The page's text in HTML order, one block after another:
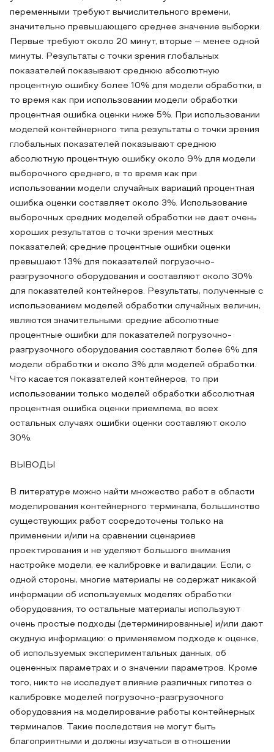
переменными требуют вычислительного времени,
значительно превышающего среднее значение выборки.
Первые требуют около 20 минут, вторые – менее одной
минуты. Результаты с точки зрения глобальных
показателей показывают среднюю абсолютную
процентную ошибку более 10% для модели обработки, в
то время как при использовании модели обработки
процентная ошибка оценки ниже 5%. При использовании
моделей контейнерного типа результаты с точки зрения
глобальных показателей показывают среднюю
абсолютную процентную ошибку около 9% для модели
выборочного среднего, в то время как при
использовании модели случайных вариаций процентная
ошибка оценки составляет около 3%. Использование
выборочных средних моделей обработки не дает очень
хороших результатов с точки зрения местных
показателей; средние процентные ошибки оценки
превышают 13% для показателей погрузочно-
разгрузочного оборудования и составляют около 30%
для показателей контейнеров. Результаты, полученные с
использованием моделей обработки случайных величин,
являются значительными: средние абсолютные
процентные ошибки для показателей погрузочно-
разгрузочного оборудования составляют более 6% для
модели обработки и около 3% для моделей обработки.
Что касается показателей контейнеров, то при
использовании только моделей обработки абсолютная
процентная ошибка оценки приемлема, во всех
остальных случаях ошибки оценки составляют около
30%.
ВЫВОДЫ
В литературе можно найти множество работ в области
моделирования контейнерного терминала, большинство
существующих работ сосредоточены только на
применении и/или на сравнении сценариев
проектирования и не уделяют большого внимания
настройке модели, ее калибровке и валидации. Если, с
одной стороны, многие материалы не содержат никакой
информации об используемых моделях обработки
оборудования, то остальные материалы используют
очень простые подходы (детерминированные) и/или дают
скудную информацию: о применяемом подходе к оценке,
об используемых экспериментальных данных, об
оцененных параметрах и о значении параметров. Кроме
того, никто не исследует влияние различных гипотез о
калибровке моделей погрузочно-разгрузочного
оборудования на моделирование работы контейнерных
терминалов. Такие последствия не могут быть
благоприятными и должны изучаться в отношении